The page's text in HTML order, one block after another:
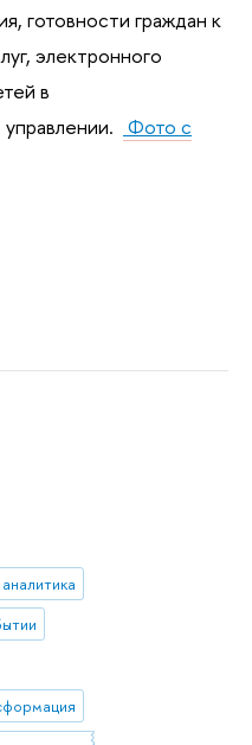
готовности граждан к
электронного
в
Фото с